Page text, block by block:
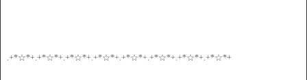
.+*☆*+.+*☆*+.+*☆*+.+*☆*+.+*☆*+.+*☆*+.+*☆*+.+*☆*+